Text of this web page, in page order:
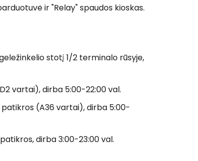
ir "Relay" spaudos kioskas.
stotį 1/2 terminalo rūsyje,
vartai), dirba 5:00-22:00 val.
(A36 vartai), dirba 5:00-
dirba 3:00-23:00 val.